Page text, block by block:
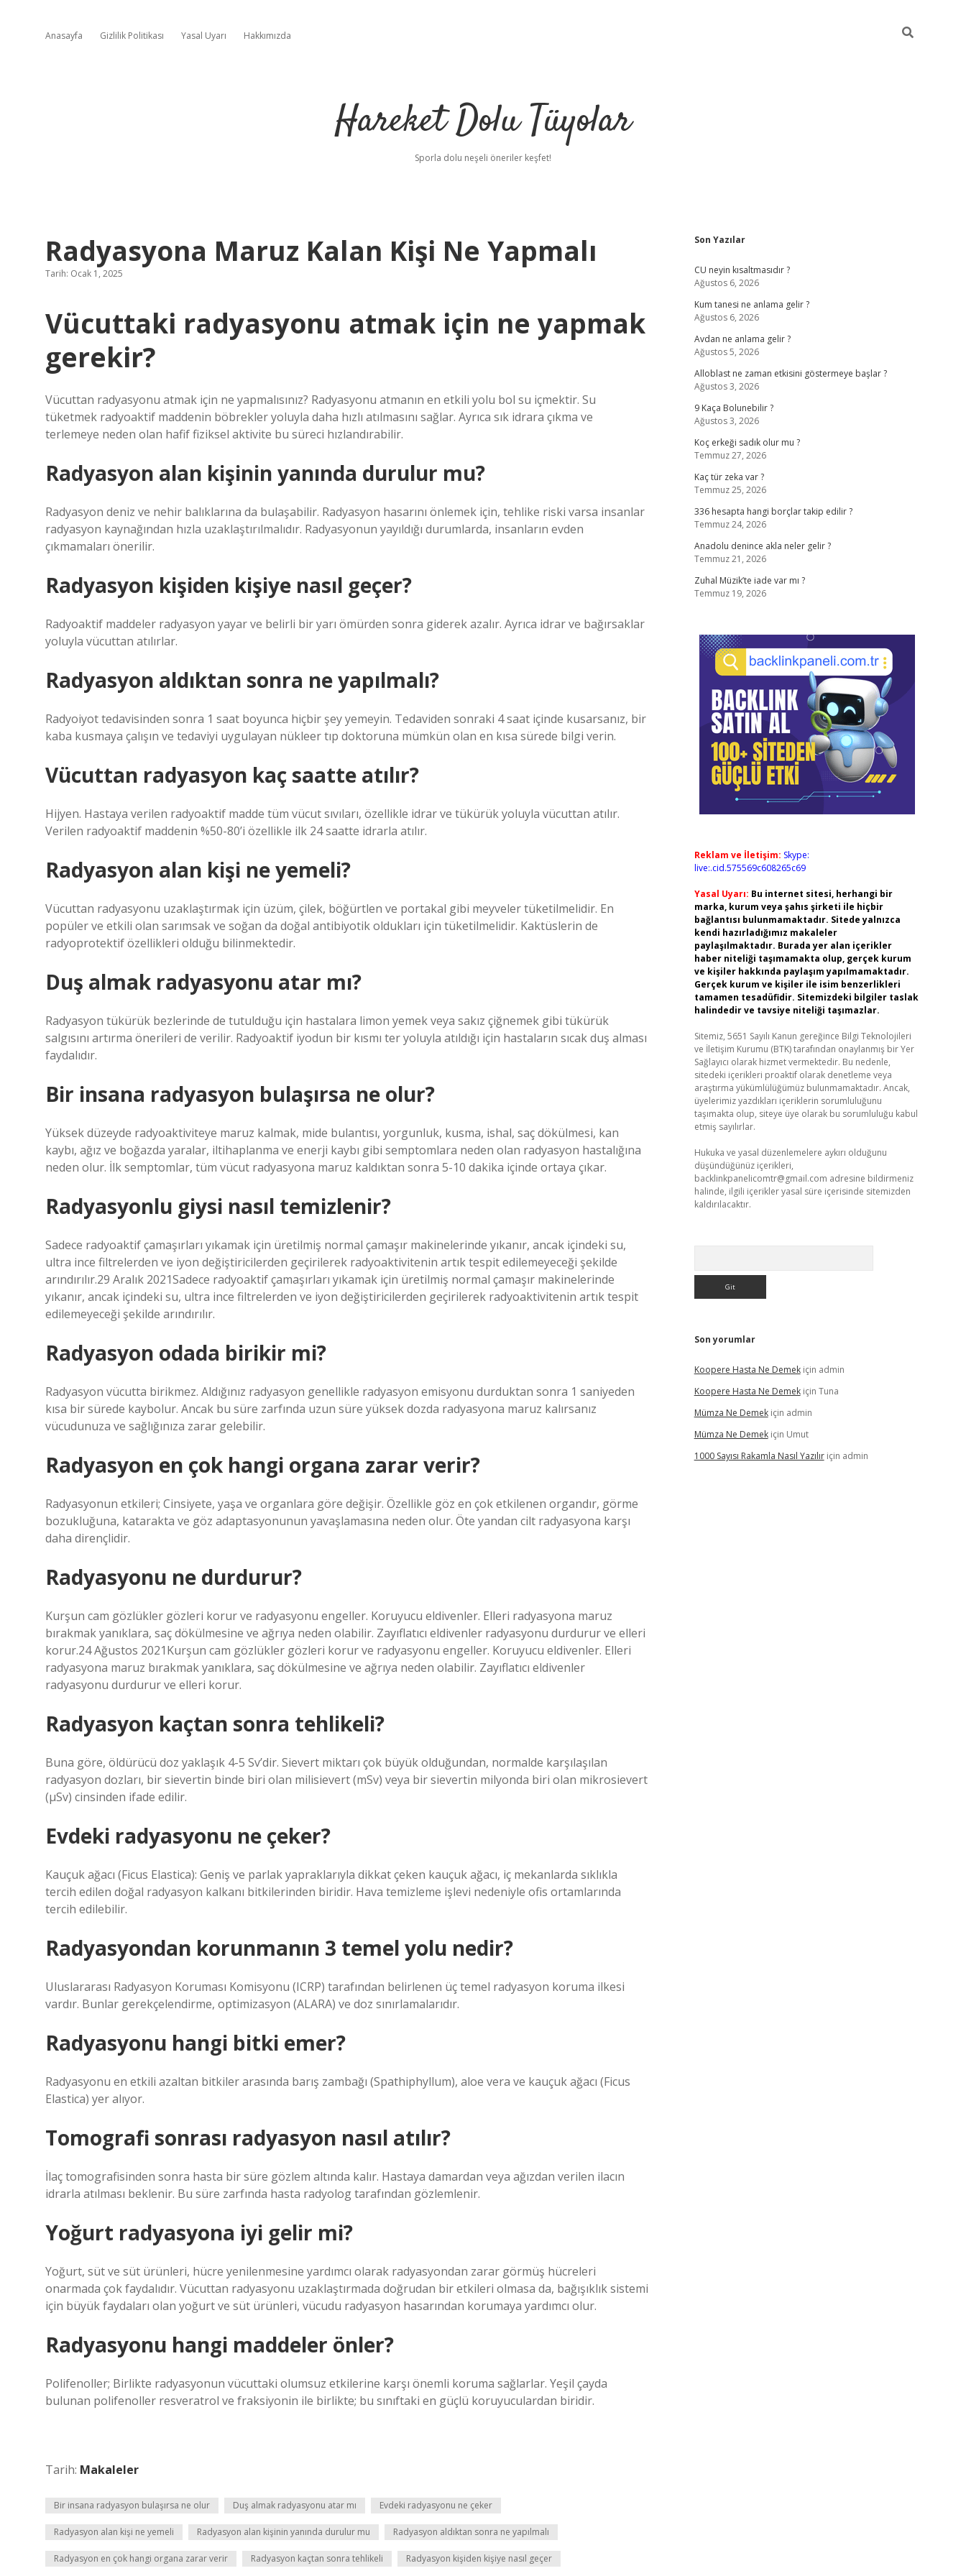
Anasayfa Gizlilik Politikası Yasal Uyarı Hakkımızda
Hareket Dolu Tüyolar
Sporla dolu neşeli öneriler keşfet!
Radyasyona Maruz Kalan Kişi Ne Yapmalı
Tarih: Ocak 1, 2025
Vücuttaki radyasyonu atmak için ne yapmak
gerekir?
Vücuttan radyasyonu atmak için ne yapmalısınız? Radyasyonu atmanın en etkili yolu bol su içmektir. Su
tüketmek radyoaktif maddenin böbrekler yoluyla daha hızlı atılmasını sağlar. Ayrıca sık idrara çıkma ve
terlemeye neden olan hafif fiziksel aktivite bu süreci hızlandırabilir.
Radyasyon alan kişinin yanında durulur mu?
Radyasyon deniz ve nehir balıklarına da bulaşabilir. Radyasyon hasarını önlemek için, tehlike riski varsa insanlar
radyasyon kaynağından hızla uzaklaştırılmalıdır. Radyasyonun yayıldığı durumlarda, insanların evden
çıkmamaları önerilir.
Radyasyon kişiden kişiye nasıl geçer?
Radyoaktif maddeler radyasyon yayar ve belirli bir yarı ömürden sonra giderek azalır. Ayrıca idrar ve bağırsaklar
yoluyla vücuttan atılırlar.
Radyasyon aldıktan sonra ne yapılmalı?
Radyoiyot tedavisinden sonra 1 saat boyunca hiçbir şey yemeyin. Tedaviden sonraki 4 saat içinde kusarsanız, bir
kaba kusmaya çalışın ve tedaviyi uygulayan nükleer tıp doktoruna mümkün olan en kısa sürede bilgi verin.
Vücuttan radyasyon kaç saatte atılır?
Hijyen. Hastaya verilen radyoaktif madde tüm vücut sıvıları, özellikle idrar ve tükürük yoluyla vücuttan atılır.
Verilen radyoaktif maddenin %50-80’i özellikle ilk 24 saatte idrarla atılır.
Radyasyon alan kişi ne yemeli?
Vücuttan radyasyonu uzaklaştırmak için üzüm, çilek, böğürtlen ve portakal gibi meyveler tüketilmelidir. En
popüler ve etkili olan sarımsak ve soğan da doğal antibiyotik oldukları için tüketilmelidir. Kaktüslerin de
radyoprotektif özellikleri olduğu bilinmektedir.
Duş almak radyasyonu atar mı?
Radyasyon tükürük bezlerinde de tutulduğu için hastalara limon yemek veya sakız çiğnemek gibi tükürük
salgısını artırma önerileri de verilir. Radyoaktif iyodun bir kısmı ter yoluyla atıldığı için hastaların sıcak duş alması
faydalıdır.
Bir insana radyasyon bulaşırsa ne olur?
Yüksek düzeyde radyoaktiviteye maruz kalmak, mide bulantısı, yorgunluk, kusma, ishal, saç dökülmesi, kan
kaybı, ağız ve boğazda yaralar, iltihaplanma ve enerji kaybı gibi semptomlara neden olan radyasyon hastalığına
neden olur. İlk semptomlar, tüm vücut radyasyona maruz kaldıktan sonra 5-10 dakika içinde ortaya çıkar.
Radyasyonlu giysi nasıl temizlenir?
Sadece radyoaktif çamaşırları yıkamak için üretilmiş normal çamaşır makinelerinde yıkanır, ancak içindeki su,
ultra ince filtrelerden ve iyon değiştiricilerden geçirilerek radyoaktivitenin artık tespit edilemeyeceği şekilde
arındırılır.29 Aralık 2021Sadece radyoaktif çamaşırları yıkamak için üretilmiş normal çamaşır makinelerinde
yıkanır, ancak içindeki su, ultra ince filtrelerden ve iyon değiştiricilerden geçirilerek radyoaktivitenin artık tespit
edilemeyeceği şekilde arındırılır.
Radyasyon odada birikir mi?
Radyasyon vücutta birikmez. Aldığınız radyasyon genellikle radyasyon emisyonu durduktan sonra 1 saniyeden
kısa bir sürede kaybolur. Ancak bu süre zarfında uzun süre yüksek dozda radyasyona maruz kalırsanız
vücudunuza ve sağlığınıza zarar gelebilir.
Radyasyon en çok hangi organa zarar verir?
Radyasyonun etkileri; Cinsiyete, yaşa ve organlara göre değişir. Özellikle göz en çok etkilenen organdır, görme
bozukluğuna, katarakta ve göz adaptasyonunun yavaşlamasına neden olur. Öte yandan cilt radyasyona karşı
daha dirençlidir.
Radyasyonu ne durdurur?
Kurşun cam gözlükler gözleri korur ve radyasyonu engeller. Koruyucu eldivenler. Elleri radyasyona maruz
bırakmak yanıklara, saç dökülmesine ve ağrıya neden olabilir. Zayıflatıcı eldivenler radyasyonu durdurur ve elleri
korur.24 Ağustos 2021Kurşun cam gözlükler gözleri korur ve radyasyonu engeller. Koruyucu eldivenler. Elleri
radyasyona maruz bırakmak yanıklara, saç dökülmesine ve ağrıya neden olabilir. Zayıflatıcı eldivenler
radyasyonu durdurur ve elleri korur.
Radyasyon kaçtan sonra tehlikeli?
Buna göre, öldürücü doz yaklaşık 4-5 Sv’dir. Sievert miktarı çok büyük olduğundan, normalde karşılaşılan
radyasyon dozları, bir sievertin binde biri olan milisievert (mSv) veya bir sievertin milyonda biri olan mikrosievert
(µSv) cinsinden ifade edilir.
Evdeki radyasyonu ne çeker?
Kauçuk ağacı (Ficus Elastica): Geniş ve parlak yapraklarıyla dikkat çeken kauçuk ağacı, iç mekanlarda sıklıkla
tercih edilen doğal radyasyon kalkanı bitkilerinden biridir. Hava temizleme işlevi nedeniyle ofis ortamlarında
tercih edilebilir.
Radyasyondan korunmanın 3 temel yolu nedir?
Uluslararası Radyasyon Koruması Komisyonu (ICRP) tarafından belirlenen üç temel radyasyon koruma ilkesi
vardır. Bunlar gerekçelendirme, optimizasyon (ALARA) ve doz sınırlamalarıdır.
Radyasyonu hangi bitki emer?
Radyasyonu en etkili azaltan bitkiler arasında barış zambağı (Spathiphyllum), aloe vera ve kauçuk ağacı (Ficus
Elastica) yer alıyor.
Tomografi sonrası radyasyon nasıl atılır?
İlaç tomografisinden sonra hasta bir süre gözlem altında kalır. Hastaya damardan veya ağızdan verilen ilacın
idrarla atılması beklenir. Bu süre zarfında hasta radyolog tarafından gözlemlenir.
Yoğurt radyasyona iyi gelir mi?
Yoğurt, süt ve süt ürünleri, hücre yenilenmesine yardımcı olarak radyasyondan zarar görmüş hücreleri
onarmada çok faydalıdır. Vücuttan radyasyonu uzaklaştırmada doğrudan bir etkileri olmasa da, bağışıklık sistemi
için büyük faydaları olan yoğurt ve süt ürünleri, vücudu radyasyon hasarından korumaya yardımcı olur.
Radyasyonu hangi maddeler önler?
Polifenoller; Birlikte radyasyonun vücuttaki olumsuz etkilerine karşı önemli koruma sağlarlar. Yeşil çayda
bulunan polifenoller resveratrol ve fraksiyonin ile birlikte; bu sınıftaki en güçlü koruyuculardan biridir.
Tarih: Makaleler
Bir insana radyasyon bulaşırsa ne olur Duş almak radyasyonu atar mı Evdeki radyasyonu ne çeker
Radyasyon alan kişi ne yemeli Radyasyon alan kişinin yanında durulur mu Radyasyon aldıktan sonra ne yapılmalı
Radyasyon en çok hangi organa zarar verir Radyasyon kaçtan sonra tehlikeli Radyasyon kişiden kişiye nasıl geçer
Sidebar
Son Yazılar
CU neyin kısaltmasıdır ?
Ağustos 6, 2026
Kum tanesi ne anlama gelir ?
Ağustos 6, 2026
Avdan ne anlama gelir ?
Ağustos 5, 2026
Alloblast ne zaman etkisini göstermeye başlar ?
Ağustos 3, 2026
9 Kaça Bolunebilir ?
Ağustos 3, 2026
Koç erkeği sadık olur mu ?
Temmuz 27, 2026
Kaç tür zeka var ?
Temmuz 25, 2026
336 hesapta hangi borçlar takip edilir ?
Temmuz 24, 2026
Anadolu denince akla neler gelir ?
Temmuz 21, 2026
Zuhal Müzik’te iade var mı ?
Temmuz 19, 2026
Reklam ve İletişim: Skype:
live:.cid.575569c608265c69
Yasal Uyarı: Bu internet sitesi, herhangi bir
marka, kurum veya şahıs şirketi ile hiçbir
bağlantısı bulunmamaktadır. Sitede yalnızca
kendi hazırladığımız makaleler
paylaşılmaktadır. Burada yer alan içerikler
haber niteliği taşımamakta olup, gerçek kurum
ve kişiler hakkında paylaşım yapılmamaktadır.
Gerçek kurum ve kişiler ile isim benzerlikleri
tamamen tesadüfidir. Sitemizdeki bilgiler taslak
halindedir ve tavsiye niteliği taşımazlar.
Sitemiz, 5651 Sayılı Kanun gereğince Bilgi Teknolojileri
ve İletişim Kurumu (BTK) tarafından onaylanmış bir Yer
Sağlayıcı olarak hizmet vermektedir. Bu nedenle,
sitedeki içerikleri proaktif olarak denetleme veya
araştırma yükümlülüğümüz bulunmamaktadır. Ancak,
üyelerimiz yazdıkları içeriklerin sorumluluğunu
taşımakta olup, siteye üye olarak bu sorumluluğu kabul
etmiş sayılırlar.
Hukuka ve yasal düzenlemelere aykırı olduğunu
düşündüğünüz içerikleri,
backlinkpanelicomtr@gmail.com adresine bildirmeniz
halinde, ilgili içerikler yasal süre içerisinde sitemizden
kaldırılacaktır.
Son yorumlar
Koopere Hasta Ne Demekiçin admin
Koopere Hasta Ne Demekiçin Tuna
Mümza Ne Demekiçin admin
Mümza Ne Demekiçin Umut
1000 Sayısı Rakamla Nasıl Yazılıriçin admin